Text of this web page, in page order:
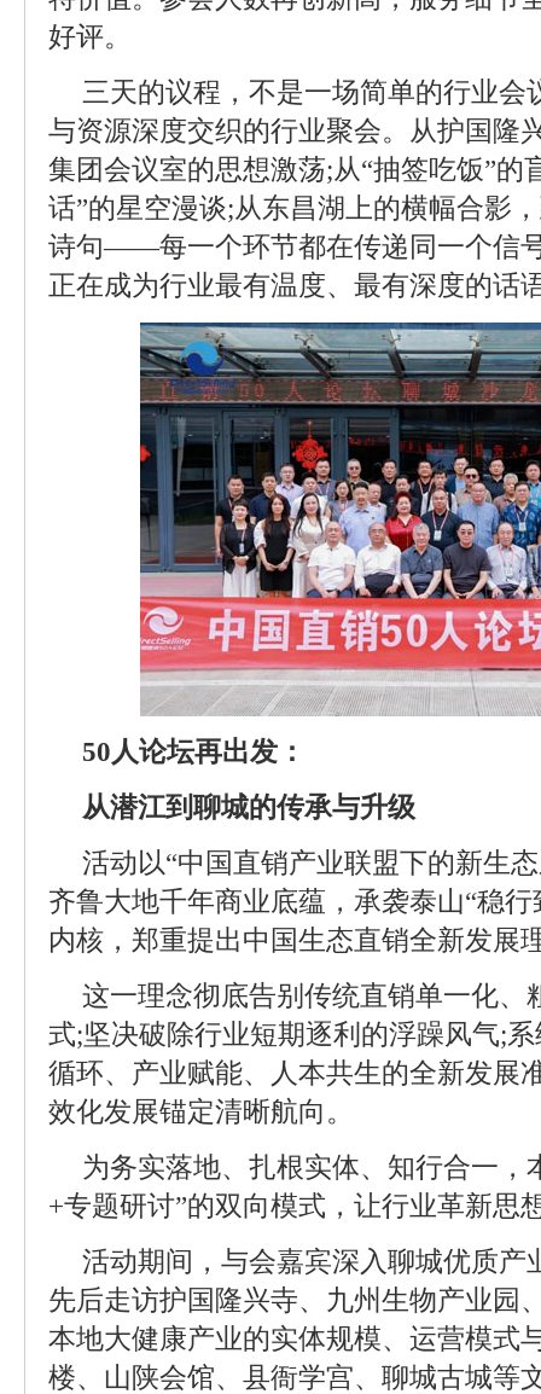
好评。
三天的议程，不是一场简单的行业会
与资源深度交织的行业聚会。从护国隆
集团会议室的思想激荡;从“抽签吃饭”的
话”的星空漫谈;从东昌湖上的横幅合影
诗句——每一个环节都在传递同一个信
正在成为行业最有温度、最有深度的话
50人论坛再出发：
从潜江到聊城的传承与升级
活动以“中国直销产业联盟下的新生
齐鲁大地千年商业底蕴，承袭泰山“稳
内核，郑重提出中国生态直销全新发展
这一理念彻底告别传统直销单一化、
式;坚决破除行业短期逐利的浮躁风气;
循环、产业赋能、人本共生的全新发展
效化发展锚定清晰航向。
为务实落地、扎根实体、知行合一，
+专题研讨”的双向模式，让行业革新思
活动期间，与会嘉宾深入聊城优质产
先后走访护国隆兴寺、九州生物产业园
本地大健康产业的实体规模、运营模式
楼、山陕会馆、县衙学宫、聊城古城等